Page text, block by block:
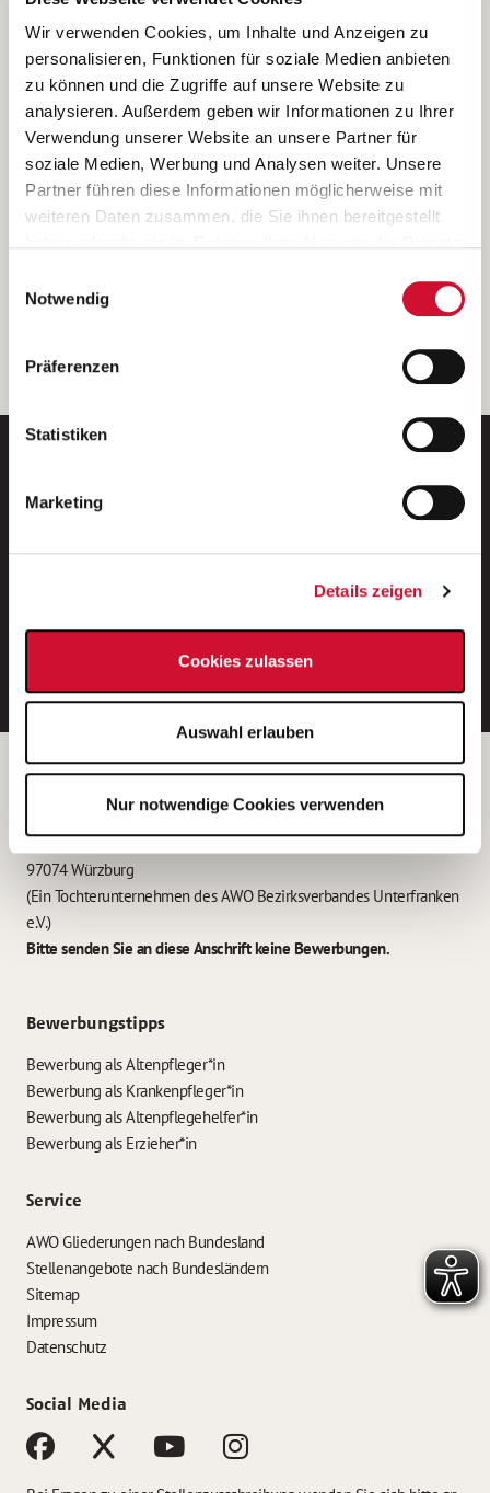
Wir verwenden Cookies, um Inhalte und Anzeigen zu
personalisieren, Funktionen für soziale Medien anbieten
zu können und die Zugriffe auf unsere Website zu
analysieren. Außerdem geben wir Informationen zu Ihrer
Verwendung unserer Website an unsere Partner für
soziale Medien, Werbung und Analysen weiter. Unsere
Partner führen diese Informationen möglicherweise mit
weiteren Daten zusammen, die Sie ihnen bereitgestellt
Wenn Sie auf „Cookies zulassen“ klicken, so stimmen
Sie der Speicherung sämtlicher Cookies zu. Sie können
Ihre Einwilligung selbstverständlich jederzeit widerrufen,
indem Sie die Cookie-Einstellungen aufrufen und diese
unserer
Notwendig
Präferenzen
Statistiken
Marketing
Details zeigen
Cookies zulassen
Auswahl erlauben
Nur notwendige Cookies verwenden
Ich bin damit einverstanden, dass meine personenbezogenen Daten
ausschließlich zum Zweck der Durchführung der Kontaktanfrage
verarbeitet, auf IT- Systemen der Garitz Bewirtschaftungsbetriebe
GmbH, Heinrich-von-Kleist-Straße 2, 97688 Bad Kissingen
(Betreiber) gespeichert und an die für das Stellenangebot
verantwortliche Stelle zur Kontaktaufnahme weitergegeben
werden.
Diese Einwilligungserklärung kann ich jederzeit gegenüber dem
Weitere Details können Sie der
entnehmen.
E-Mail-Adresse eintragen
Betreiber der Webseite
Garitz Bewirtschaftungsbetriebe GmbH
Kantstraße 45a
97074 Würzburg
(Ein Tochterunternehmen des AWO Bezirksverbandes Unterfranken
e.V.)
Bitte senden Sie an diese Anschrift keine Bewerbungen.
Bewerbungstipps
Bewerbung als Altenpfleger*in
Bewerbung als Krankenpfleger*in
Bewerbung als Altenpflegehelfer*in
Bewerbung als Erzieher*in
Service
AWO Gliederungen nach Bundesland
Stellenangebote nach Bundesländern
Sitemap
Impressum
Datenschutz
Social Media